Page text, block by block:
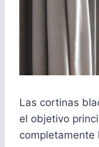
Las cortinas
el objetivo
completamente